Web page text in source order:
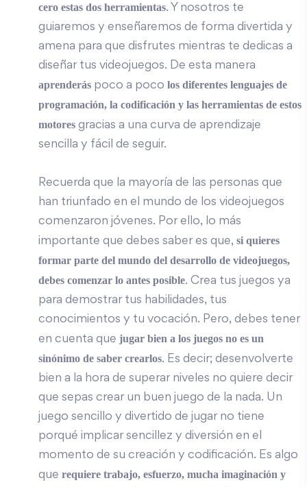
cero estas dos herramientas. Y nosotros te
guiaremos y enseñaremos de forma divertida y
amena para que disfrutes mientras te dedicas a
diseñar tus videojuegos. De esta manera
aprenderás poco a poco los diferentes lenguajes de
programación, la codificación y las herramientas de estos
motores gracias a una curva de aprendizaje
sencilla y fácil de seguir.
Recuerda que la mayoría de las personas que
han triunfado en el mundo de los videojuegos
comenzaron jóvenes. Por ello, lo más
importante que debes saber es que, si quieres
formar parte del mundo del desarrollo de videojuegos,
debes comenzar lo antes posible. Crea tus juegos ya
para demostrar tus habilidades, tus
conocimientos y tu vocación. Pero, debes tener
en cuenta que jugar bien a los juegos no es un
sinónimo de saber crearlos. Es decir; desenvolverte
bien a la hora de superar niveles no quiere decir
que sepas crear un buen juego de la nada. Un
juego sencillo y divertido de jugar no tiene
porqué implicar sencillez y diversión en el
momento de su creación y codificación. Es algo
que requiere trabajo, esfuerzo, mucha imaginación y